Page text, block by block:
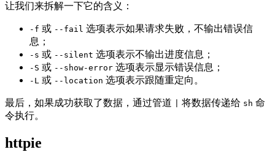
让我们来拆解一下它的含义：
-f 或 --fail 选项表示如果请求失败，不输出错误信
息；
-s 或 --silent 选项表示不输出进度信息；
-S 或 --show-error 选项表示显示错误信息；
-L 或 --location 选项表示跟随重定向。
最后，如果成功获取了数据，通过管道 将数据传递给 sh 命
令执行。
httpie